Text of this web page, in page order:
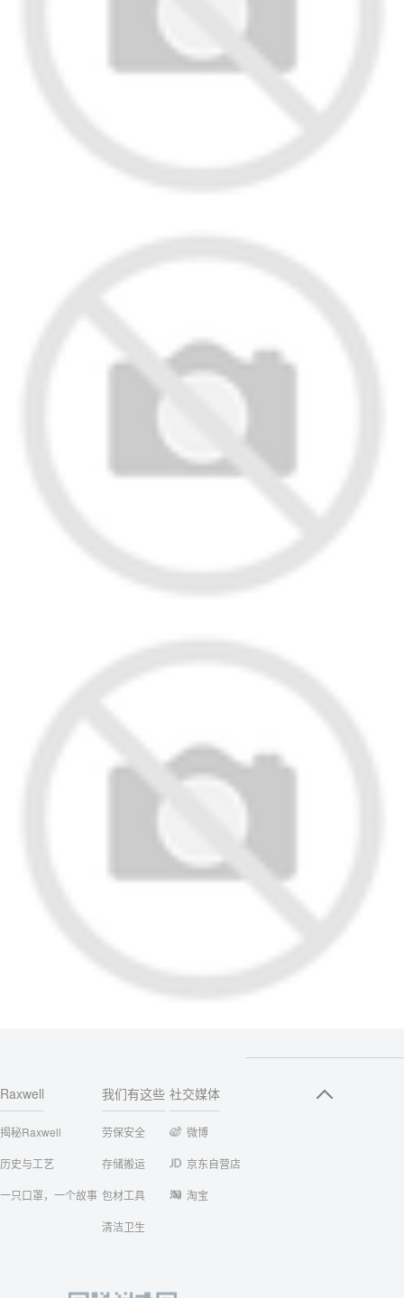
Raxwell
揭秘Raxwell
历史与工艺
一只口罩，一个故事
我们有这些
劳保安全
存储搬运
包材工具
清洁卫生
社交媒体
微博
京东自营店
淘宝